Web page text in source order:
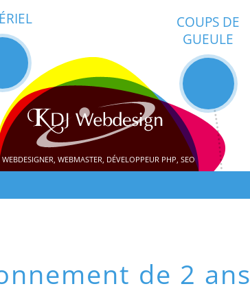
COUPS DE
GUEULE
WEBDESIGNER, WEBMASTER, DÉVELOPPEUR PHP, SEO
de 2 ans